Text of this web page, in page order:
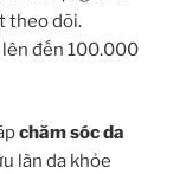
theo dõi.
lên đến 100.000
chăm sóc da
làn da khỏe